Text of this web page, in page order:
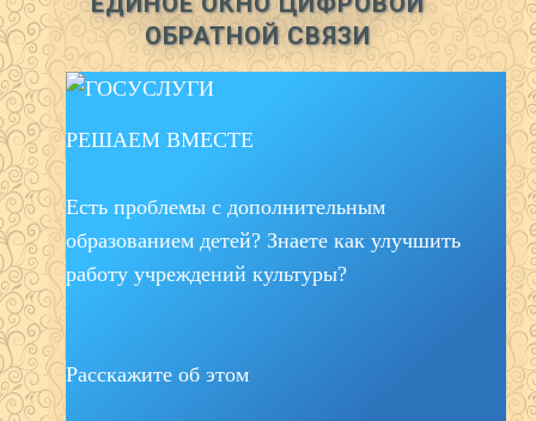
ОБРАТНОЙ СВЯЗИ
РЕШАЕМ ВМЕСТЕ
Есть проблемы с дополнительным
образованием детей? Знаете как улучшить
работу учреждений культуры?
Расскажите об этом